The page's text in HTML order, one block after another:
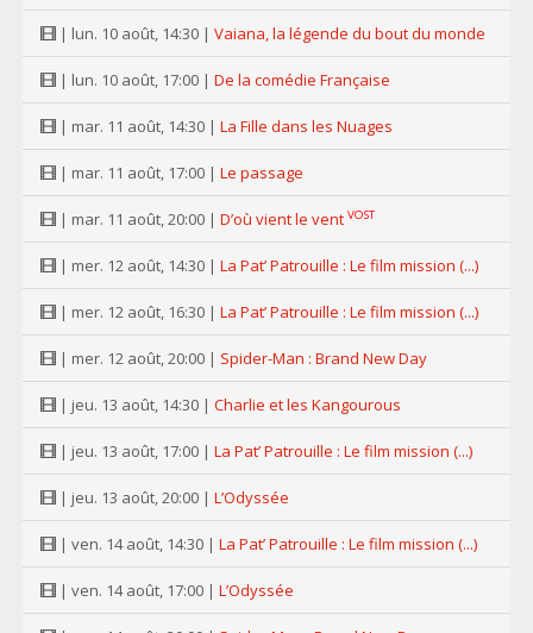
| lun. 10 août, 14:30 | Vaiana, la légende du bout du monde
| lun. 10 août, 17:00 | De la comédie Française
| mar. 11 août, 14:30 | La Fille dans les Nuages
| mar. 11 août, 17:00 | Le passage
| mar. 11 août, 20:00 | D’où vient le vent VOST
| mer. 12 août, 14:30 | La Pat’ Patrouille : Le film mission (...)
| mer. 12 août, 16:30 | La Pat’ Patrouille : Le film mission (...)
| mer. 12 août, 20:00 | Spider-Man : Brand New Day
| jeu. 13 août, 14:30 | Charlie et les Kangourous
| jeu. 13 août, 17:00 | La Pat’ Patrouille : Le film mission (...)
| jeu. 13 août, 20:00 | L’Odyssée
| ven. 14 août, 14:30 | La Pat’ Patrouille : Le film mission (...)
| ven. 14 août, 17:00 | L’Odyssée